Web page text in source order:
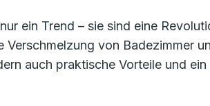
ein Trend – sie sind eine
von Badezimmer
auch praktische Vorteile und